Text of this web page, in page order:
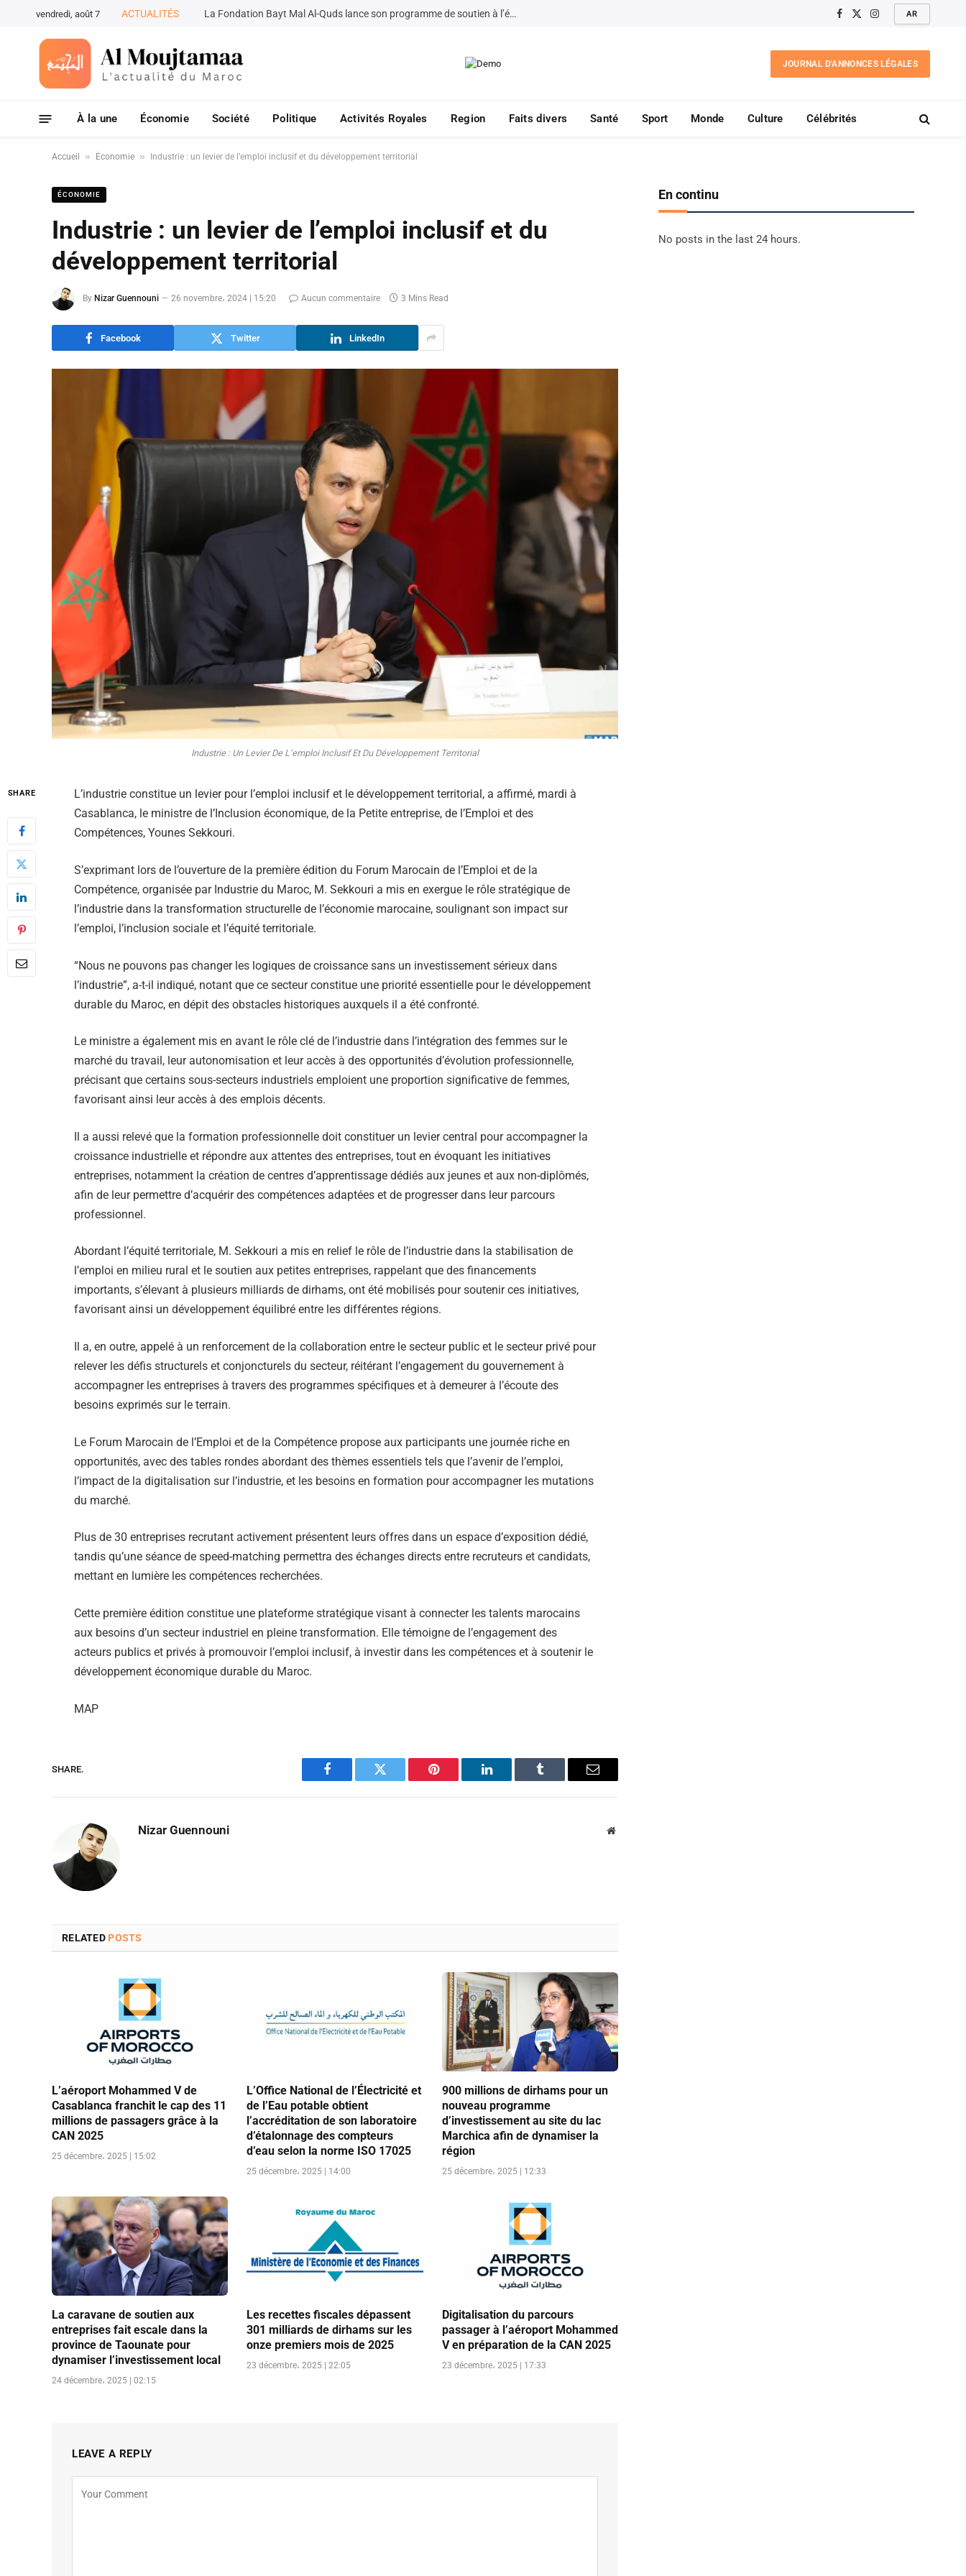
vendredi, août 7 ACTUALITÉS La Fondation Bayt Mal Al-Quds lance son programme de soutien à l’éducation à Jérusalem pour 2026
Facebook
X
Instagram
AR
JOURNAL D'ANNONCES LÉGALES
À la une Économie Société Politique Activités Royales Region Faits divers Santé Sport Monde Culture Célébrités
Accueil » Économie » Industrie : un levier de l’emploi inclusif et du développement territorial
ÉCONOMIE
Industrie : un levier de l’emploi inclusif et du
développement territorial
By Nizar Guennouni 26 novembre، 2024 | 15:20 Aucun commentaire 3 Mins Read
Facebook Twitter LinkedIn
Industrie : Un Levier De L’emploi Inclusif Et Du Développement Territorial
SHARE
L’industrie constitue un levier pour l’emploi inclusif et le développement territorial, a affirmé, mardi à
Casablanca, le ministre de l’Inclusion économique, de la Petite entreprise, de l’Emploi et des
Compétences, Younes Sekkouri.
S’exprimant lors de l’ouverture de la première édition du Forum Marocain de l’Emploi et de la
Compétence, organisée par Industrie du Maroc, M. Sekkouri a mis en exergue le rôle stratégique de
l’industrie dans la transformation structurelle de l’économie marocaine, soulignant son impact sur
l’emploi, l’inclusion sociale et l’équité territoriale.
“Nous ne pouvons pas changer les logiques de croissance sans un investissement sérieux dans
l’industrie”, a-t-il indiqué, notant que ce secteur constitue une priorité essentielle pour le développement
durable du Maroc, en dépit des obstacles historiques auxquels il a été confronté.
Le ministre a également mis en avant le rôle clé de l’industrie dans l’intégration des femmes sur le
marché du travail, leur autonomisation et leur accès à des opportunités d’évolution professionnelle,
précisant que certains sous-secteurs industriels emploient une proportion significative de femmes,
favorisant ainsi leur accès à des emplois décents.
Il a aussi relevé que la formation professionnelle doit constituer un levier central pour accompagner la
croissance industrielle et répondre aux attentes des entreprises, tout en évoquant les initiatives
entreprises, notamment la création de centres d’apprentissage dédiés aux jeunes et aux non-diplômés,
afin de leur permettre d’acquérir des compétences adaptées et de progresser dans leur parcours
professionnel.
Abordant l’équité territoriale, M. Sekkouri a mis en relief le rôle de l’industrie dans la stabilisation de
l’emploi en milieu rural et le soutien aux petites entreprises, rappelant que des financements
importants, s’élevant à plusieurs milliards de dirhams, ont été mobilisés pour soutenir ces initiatives,
favorisant ainsi un développement équilibré entre les différentes régions.
Il a, en outre, appelé à un renforcement de la collaboration entre le secteur public et le secteur privé pour
relever les défis structurels et conjoncturels du secteur, réitérant l’engagement du gouvernement à
accompagner les entreprises à travers des programmes spécifiques et à demeurer à l’écoute des
besoins exprimés sur le terrain.
Le Forum Marocain de l’Emploi et de la Compétence propose aux participants une journée riche en
opportunités, avec des tables rondes abordant des thèmes essentiels tels que l’avenir de l’emploi,
l’impact de la digitalisation sur l’industrie, et les besoins en formation pour accompagner les mutations
du marché.
Plus de 30 entreprises recrutant activement présentent leurs offres dans un espace d’exposition dédié,
tandis qu’une séance de speed-matching permettra des échanges directs entre recruteurs et candidats,
mettant en lumière les compétences recherchées.
Cette première édition constitue une plateforme stratégique visant à connecter les talents marocains
aux besoins d’un secteur industriel en pleine transformation. Elle témoigne de l’engagement des
acteurs publics et privés à promouvoir l’emploi inclusif, à investir dans les compétences et à soutenir le
développement économique durable du Maroc.
MAP
SHARE.
Facebook Twitter Pinterest LinkedIn Tumblr Email
Nizar Guennouni Website
RELATED POSTS
L’aéroport Mohammed V de
Casablanca franchit le cap des 11
millions de passagers grâce à la
CAN 2025
25 décembre، 2025 | 15:02
L’Office National de l’Électricité et
de l’Eau potable obtient
l’accréditation de son laboratoire
d’étalonnage des compteurs
d’eau selon la norme ISO 17025
25 décembre، 2025 | 14:00
900 millions de dirhams pour un
nouveau programme
d’investissement au site du lac
Marchica afin de dynamiser la
région
25 décembre، 2025 | 12:33
La caravane de soutien aux
entreprises fait escale dans la
province de Taounate pour
dynamiser l’investissement local
24 décembre، 2025 | 02:15
Les recettes fiscales dépassent
301 milliards de dirhams sur les
onze premiers mois de 2025
23 décembre، 2025 | 22:05
Digitalisation du parcours
passager à l’aéroport Mohammed
V en préparation de la CAN 2025
23 décembre، 2025 | 17:33
LEAVE A REPLY
En continu
No posts in the last 24 hours.